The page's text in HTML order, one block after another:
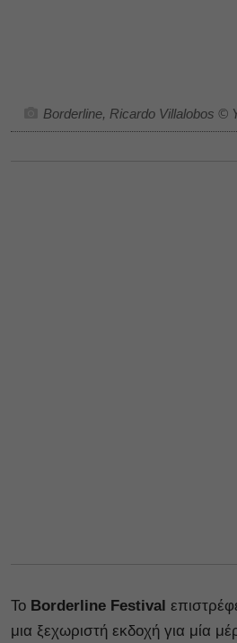
Borderline, Ricardo Villalobos ©
Το Borderline Festival
μια ξεχωριστή εκδοχή για μία